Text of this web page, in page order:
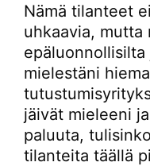
Nämä tilanteet
uhkaavia,
mielestäni
jäivät mieleeni
paluuta,
tilanteita täällä